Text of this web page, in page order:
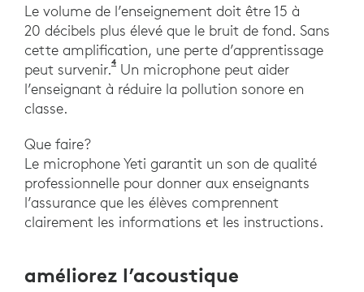
Le volume de l’enseignement doit être 15 à
20 décibels plus élevé que le bruit de fond. Sans
cette amplification, une perte d’apprentissage
peut survenir.4 Étude Novanta G., Garavelli S., Sampaio
Un microphone peut aider
l’enseignant à réduire la pollution sonore en
classe.
Que faire?
Le microphone Yeti garantit un son de qualité
professionnelle pour donner aux enseignants
l’assurance que les élèves comprennent
clairement les informations et les instructions.
améliorez l’acoustique